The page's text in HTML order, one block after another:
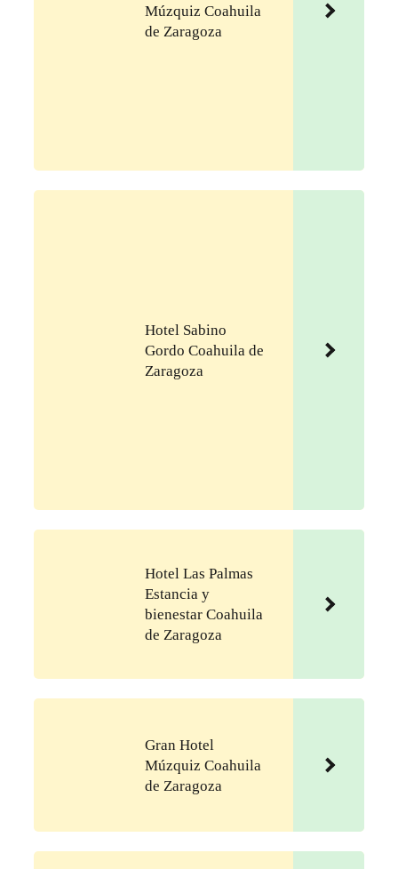
Múzquiz Coahuila
de Zaragoza
Hotel Sabino
Gordo Coahuila de
Zaragoza
Hotel Las Palmas
Estancia y
bienestar Coahuila
de Zaragoza
Gran Hotel
Múzquiz Coahuila
de Zaragoza